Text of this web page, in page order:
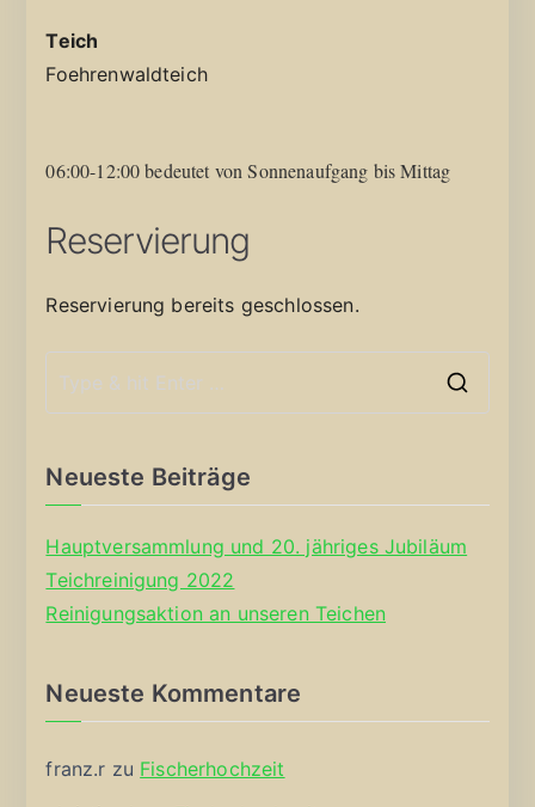
Teich
Foehrenwaldteich
06:00-12:00 bedeutet von Sonnenaufgang bis Mittag
Reservierung
Reservierung bereits geschlossen.
Neueste Beiträge
Hauptversammlung und 20. jähriges Jubiläum
Teichreinigung 2022
Reinigungsaktion an unseren Teichen
Neueste Kommentare
franz.r zu Fischerhochzeit